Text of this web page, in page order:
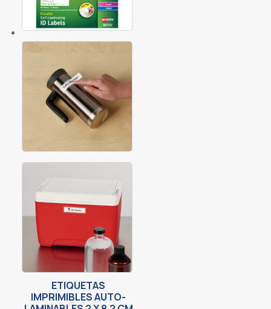
ETIQUETAS
IMPRIMIBLES AUTO-